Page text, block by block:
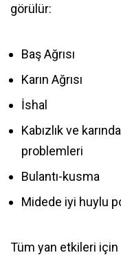
görülür:
Baş Ağrısı
Karın Ağrısı
İshal
Kabızlık ve
problemleri
Bulantı-kusma
Midede iyi huylu
Tüm yan etkileri